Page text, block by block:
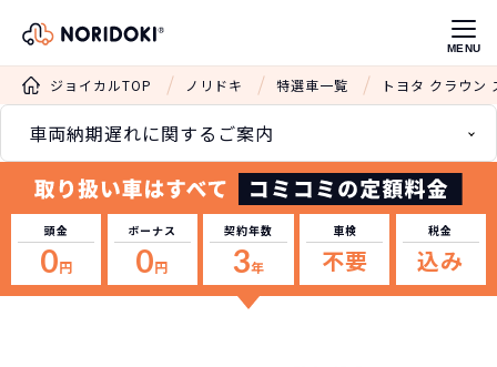
MENU
ジョイカルTOP ノリドキ 特選車一覧 トヨタ クラウン
車両納期遅れに関するご案内
頭金
0円
ボーナス
0円
契約年数
3年
車検
不要
税金
込み